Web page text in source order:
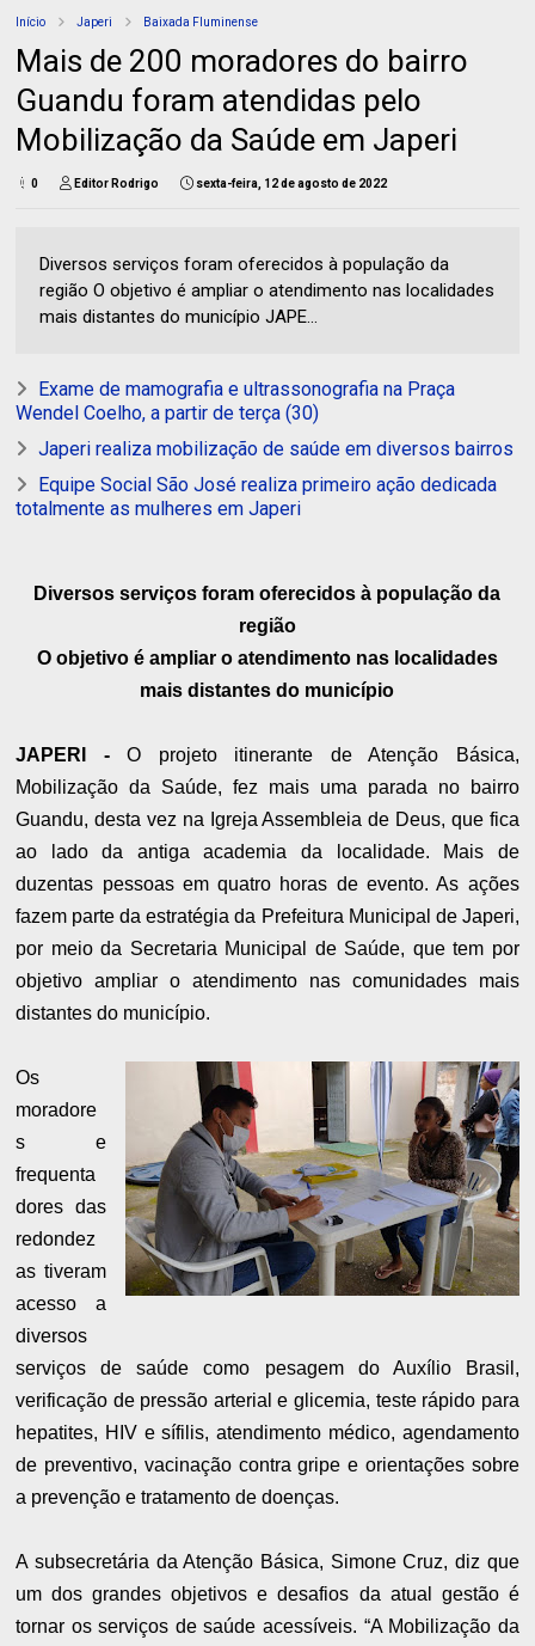
Início Japeri Baixada Fluminense
Mais de 200 moradores do bairro
Guandu foram atendidas pelo
Mobilização da Saúde em Japeri
0 Editor Rodrigo sexta-feira, 12 de agosto de 2022
Diversos serviços foram oferecidos à população da
região O objetivo é ampliar o atendimento nas localidades
mais distantes do município JAPE...
Exame de mamografia e ultrassonografia na Praça
Wendel Coelho, a partir de terça (30)
Japeri realiza mobilização de saúde em diversos bairros
Equipe Social São José realiza primeiro ação dedicada
totalmente as mulheres em Japeri
Diversos serviços foram oferecidos à população da
região
O objetivo é ampliar o atendimento nas localidades
mais distantes do município
JAPERI -O projeto itinerante de Atenção Básica,
Mobilização da Saúde, fez mais uma parada no bairro
Guandu, desta vez na Igreja Assembleia de Deus, que fica
ao lado da antiga academia da localidade. Mais de
duzentas pessoas em quatro horas de evento. As ações
fazem parte da estratégia da Prefeitura Municipal de Japeri,
por meio da Secretaria Municipal de Saúde, que tem por
objetivo ampliar o atendimento nas comunidades mais
distantes do município.
Os
moradore
s e
frequenta
dores das
redondez
as tiveram
acesso a
diversos
serviços de saúde como pesagem do Auxílio Brasil,
verificação de pressão arterial e glicemia, teste rápido para
hepatites, HIV e sífilis, atendimento médico, agendamento
de preventivo, vacinação contra gripe e orientações sobre
a prevenção e tratamento de doenças.
A subsecretária da Atenção Básica, Simone Cruz, diz que
um dos grandes objetivos e desafios da atual gestão é
tornar os serviços de saúde acessíveis. “A Mobilização da